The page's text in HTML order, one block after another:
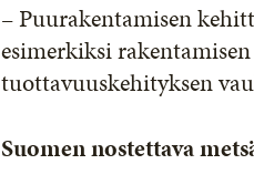
– Puurakentamisen
esimerkiksi
tuottavuuskehityksen
Suomen nostettava